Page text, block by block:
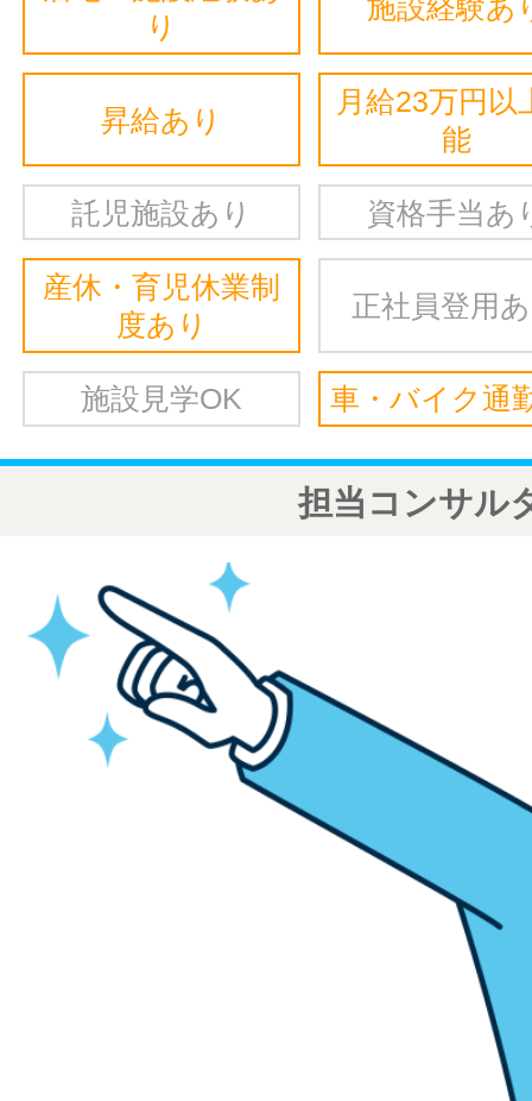
り
施設経験あ
昇給あり
月給23万円以
能
託児施設あり 資格手当あ
産休・育児休業制
度あり
正社員登用
施設見学OK 車・バイク通
担当コンサル